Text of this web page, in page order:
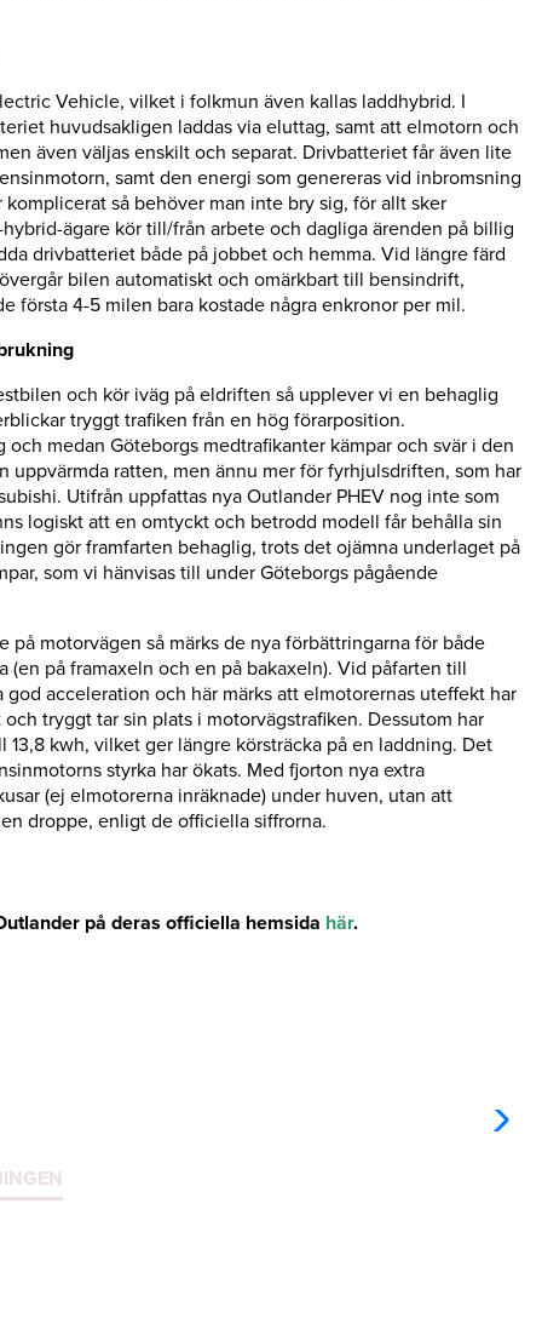
Vehicle, vilket i folkmun även kallas laddhybrid. I
huvudsakligen laddas via eluttag, samt att elmotorn och
även väljas enskilt och separat. Drivbatteriet får även lite
samt den energi som genereras vid inbromsning
så behöver man inte bry sig, för allt sker
ägare kör till/från arbete och dagliga ärenden på billig
drivbatteriet både på jobbet och hemma. Vid längre färd
bilen automatiskt och omärkbart till bensindrift,
första 4-5 milen bara kostade några enkronor per mil.
och kör iväg på eldriften så upplever vi en behaglig
tryggt trafiken från en hög förarposition.
medan Göteborgs medtrafikanter kämpar och svär i den
uppvärmda ratten, men ännu mer för fyrhjulsdriften, som har
Utifrån uppfattas nya Outlander PHEV nog inte som
logiskt att en omtyckt och betrodd modell får behålla sin
gör framfarten behaglig, trots det ojämna underlaget på
som vi hänvisas till under Göteborgs pågående
på motorvägen så märks de nya förbättringarna för både
(en på framaxeln och en på bakaxeln). Vid påfarten till
god acceleration och här märks att elmotorernas uteffekt har
tryggt tar sin plats i motorvägstrafiken. Dessutom har
kwh, vilket ger längre körsträcka på en laddning. Det
styrka har ökats. Med fjorton nya extra
(ej elmotorerna inräknade) under huven, utan att
droppe, enligt de officiella siffrorna.
på deras officiella hemsida här.